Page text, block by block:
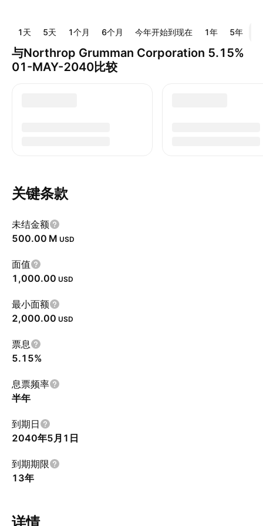
1天 5天 1个月 6个月 今年开始到现在 1年 5年
与Northrop Grumman Corporation 5.15%
01-MAY-2040比较
关键条款
未结金额
‪500.00 M‬ USD
面值
1,000.00 USD
最小面额
2,000.00 USD
票息
5.15%
息票频率
半年
到期日
2040年5月1日
到期期限
13年
详情